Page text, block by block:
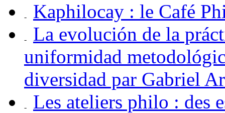
Kaphilocay : le Café
La evolución de la
uniformidad
diversidad par Gabriel
Les ateliers philo : des